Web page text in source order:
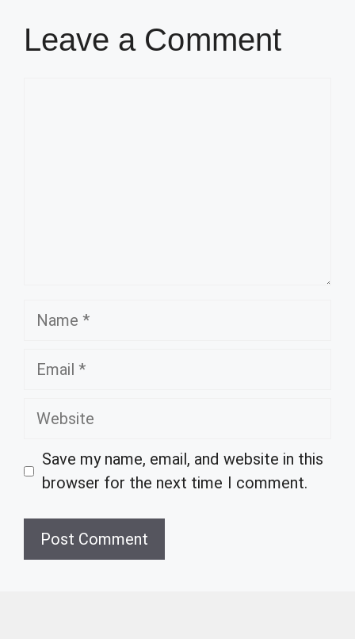
Leave a Comment
Name
Email
Website
Save my name, email, and website in this
browser for the next time I comment.